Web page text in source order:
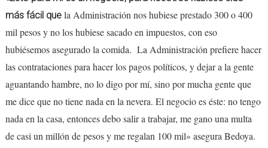
más fácil que la Administración nos hubiese prestado 300 o 400
mil pesos y no los hubiese sacado en impuestos, con eso
hubiésemos asegurado la comida. La Administración prefiere hacer
las contrataciones para hacer los pagos políticos, y dejar a la gente
aguantando hambre, no lo digo por mí, sino por mucha gente que
me dice que no tiene nada en la nevera. El negocio es éste: no tengo
nada en la casa, entonces debo salir a trabajar, me gano una multa
de casi un millón de pesos y me regalan 100 mil» asegura Bedoya.